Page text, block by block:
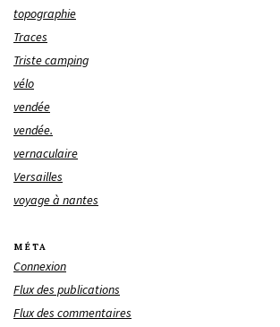
topographie
Traces
Triste camping
vélo
vendée
vendée.
vernaculaire
Versailles
voyage à nantes
MÉTA
Connexion
Flux des publications
Flux des commentaires